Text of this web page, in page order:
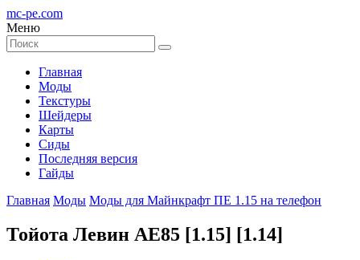
mc-pe.com
Меню
Главная
Моды
Текстуры
Шейдеры
Карты
Сиды
Последняя версия
Гайды
Главная Моды Моды для Майнкрафт ПЕ 1.15 на телефон
Тойота Левин АЕ85 [1.15] [1.14]